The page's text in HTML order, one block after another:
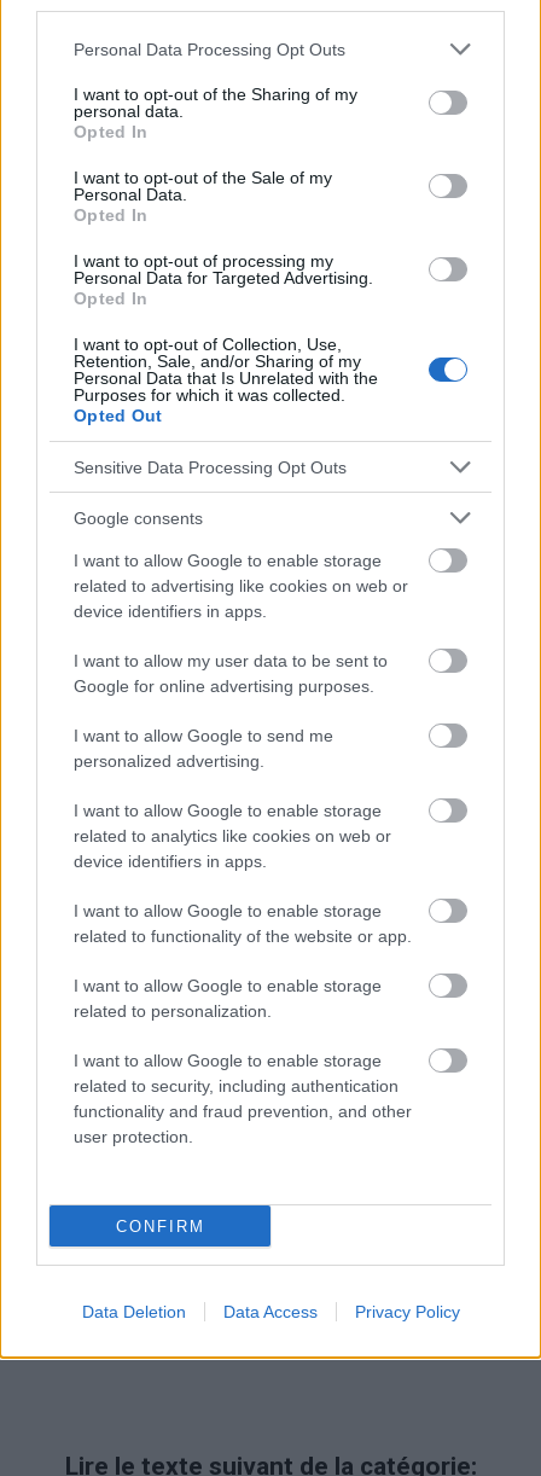
Please note that this website/app uses one or more Google
not limited to your visit or usage behaviour. You may click to
grant or deny consent to Google and its third-party tags to
use your data for below specified purposes in below Google
consent section.
Personal Data Processing Opt Outs
I want to opt-out of the Sharing of my
personal data.
Opted In
I want to opt-out of the Sale of my
Personal Data.
Opted In
I want to opt-out of processing my
Personal Data for Targeted Advertising.
Opted In
I want to opt-out of Collection, Use,
Retention, Sale, and/or Sharing of my
Personal Data that Is Unrelated with the
Purposes for which it was collected.
Opted Out
Sensitive Data Processing Opt Outs
Google consents
I want to allow Google to enable storage
related to advertising like cookies on web or
device identifiers in apps.
I want to allow my user data to be sent to
Google for online advertising purposes.
I want to allow Google to send me
personalized advertising.
I want to allow Google to enable storage
related to analytics like cookies on web or
device identifiers in apps.
I want to allow Google to enable storage
related to functionality of the website or app.
I want to allow Google to enable storage
related to personalization.
I want to allow Google to enable storage
related to security, including authentication
functionality and fraud prevention, and other
user protection.
CONFIRM
Data Deletion Data Access Privacy Policy
aux poumons - causes, symptômes, diagnostic,
Lire le texte suivant de la catégorie: